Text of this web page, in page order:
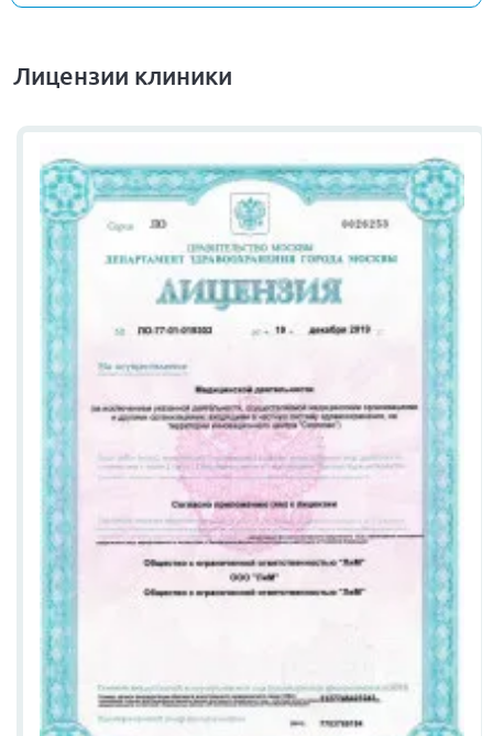
Лицензии клиники